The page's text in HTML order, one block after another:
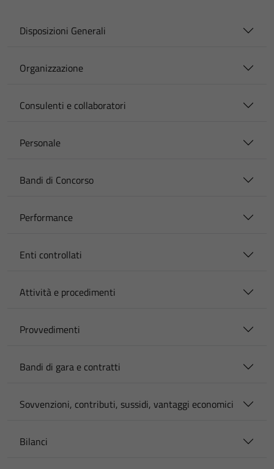
Disposizioni Generali
Organizzazione
Consulenti e collaboratori
Personale
Bandi di Concorso
Performance
Enti controllati
Attività e procedimenti
Provvedimenti
Bandi di gara e contratti
Sovvenzioni, contributi, sussidi, vantaggi economici
Bilanci